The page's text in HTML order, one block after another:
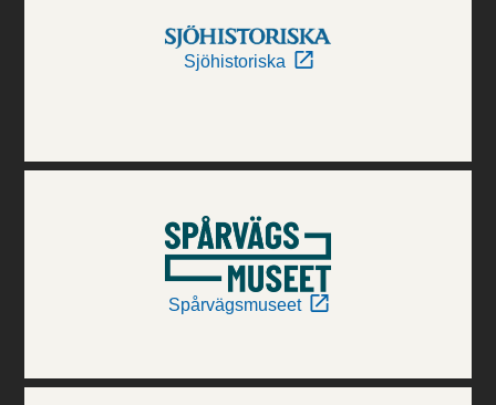
Sjöhistoriska
Spårvägsmuseet